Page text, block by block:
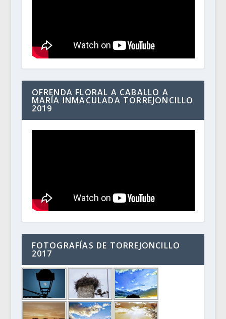
OFRENDA FLORAL A CABALLO A
MARÍA INMACULADA TORREJONCILLO
2019
FOTOGRAFÍAS DE TORREJONCILLO
2017